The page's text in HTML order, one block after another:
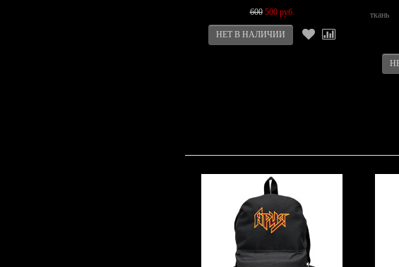
600 500 руб. ткань